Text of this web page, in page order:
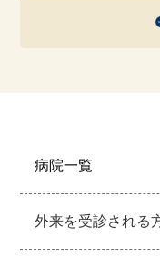
病院一覧
外来を受診される